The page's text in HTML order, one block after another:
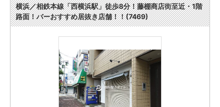
横浜／相鉄本線「西横浜駅」徒歩8分！藤棚商店街至近・1階
路面！バーおすすめ居抜き店舗！！(7469)